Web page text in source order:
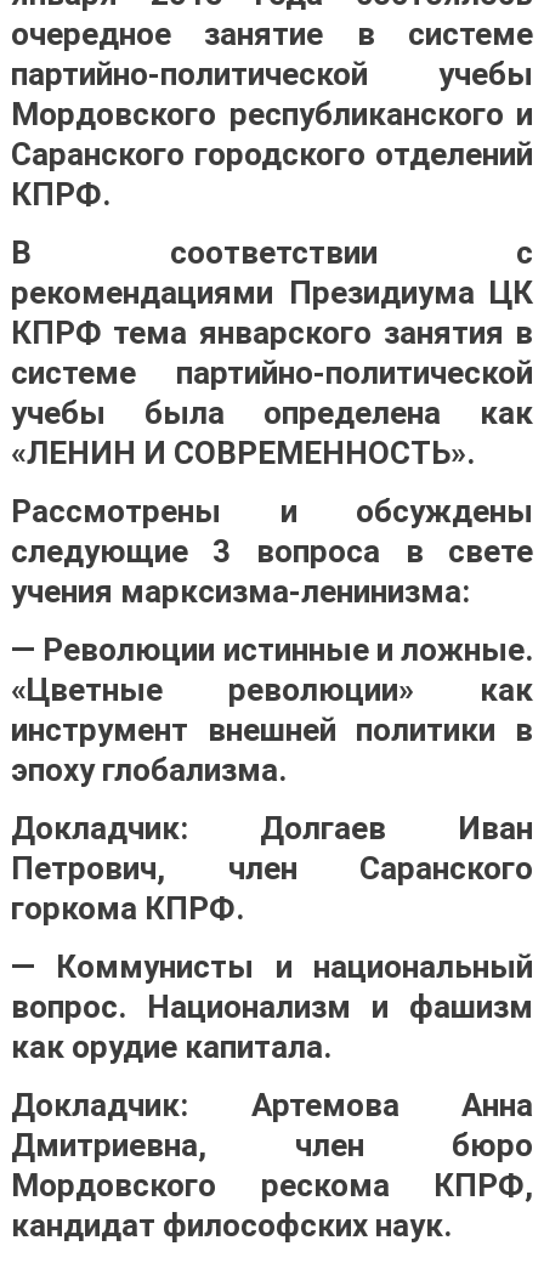
очередное занятие в системе
партийно-политической учебы
Мордовского республиканского и
Саранского городского отделений
КПРФ.
В соответствии с
рекомендациями Президиума ЦК
КПРФ тема январского занятия в
системе партийно-политической
учебы была определена как
«ЛЕНИН И СОВРЕМЕННОСТЬ».
Рассмотрены и обсуждены
следующие 3 вопроса в свете
учения марксизма-ленинизма:
— Революции истинные и ложные.
«Цветные революции» как
инструмент внешней политики в
эпоху глобализма.
Докладчик: Долгаев Иван
Петрович, член Саранского
горкома КПРФ.
— Коммунисты и национальный
вопрос. Национализм и фашизм
как орудие капитала.
Докладчик: Артемова Анна
Дмитриевна, член бюро
Мордовского рескома КПРФ,
кандидат философских наук.